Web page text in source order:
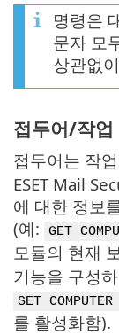
명령은
문자 모
상관없
접두어/작업
접두어는 작
ESET Mail
에 대한 정보
(예:
GET
모듈의 현재
기능을 구성
SET
를 활성화함).